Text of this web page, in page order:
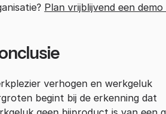
Plan vrijblijvend een demo
verhogen en werkgeluk
begint bij de erkenning dat